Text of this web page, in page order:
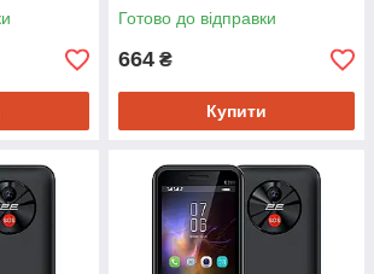
Готово до відправки
664 ₴
Купити